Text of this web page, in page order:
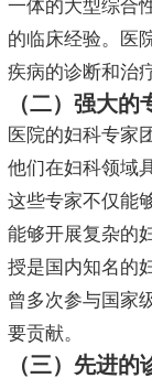
一体的大型综合
的临床经验。医
疾病的诊断和治
（二）强大的
医院的妇科专家
他们在妇科领域
这些专家不仅能
能够开展复杂的
授是国内知名的
曾多次参与国家
要贡献。
（三）先进的